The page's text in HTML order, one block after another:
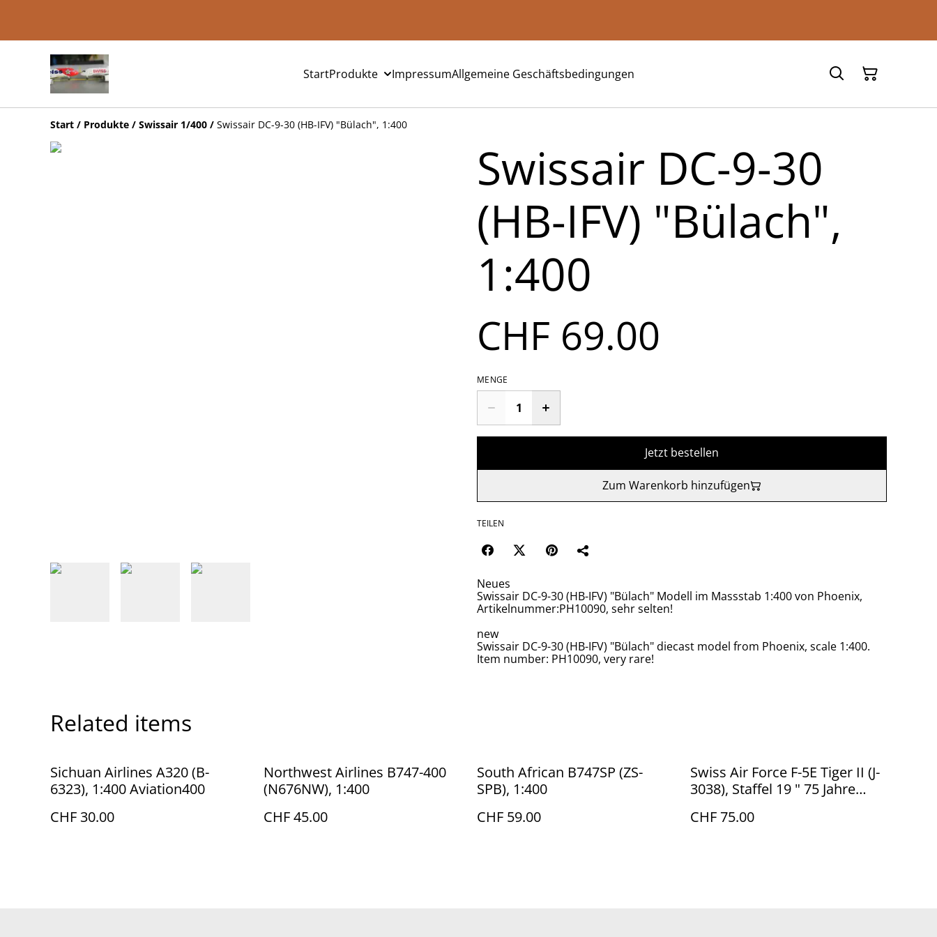
StartProdukte ImpressumAllgemeine Geschäftsbedingungen
Start / Produkte / Swissair 1/400 / Swissair DC-9-30 (HB-IFV) "Bülach", 1:400
Swissair DC-9-30
(HB-IFV) "Bülach",
1:400
CHF 69.00
MENGE
Jetzt bestellen
Zum Warenkorb hinzufügen
TEILEN
Neues
Swissair DC-9-30 (HB-IFV) "Bülach" Modell im Massstab 1:400 von Phoenix,
Artikelnummer:PH10090, sehr selten!
new
Swissair DC-9-30 (HB-IFV) "Bülach" diecast model from Phoenix, scale 1:400.
Item number: PH10090, very rare!
Related items
Sichuan Airlines A320 (B-
6323), 1:400 Aviation400
CHF 30.00
Northwest Airlines B747-400
(N676NW), 1:400
CHF 45.00
South African B747SP (ZS-
SPB), 1:400
CHF 59.00
Swiss Air Force F-5E Tiger II (J-
3038), Staffel 19 " 75 Jahre
CHF 75.00